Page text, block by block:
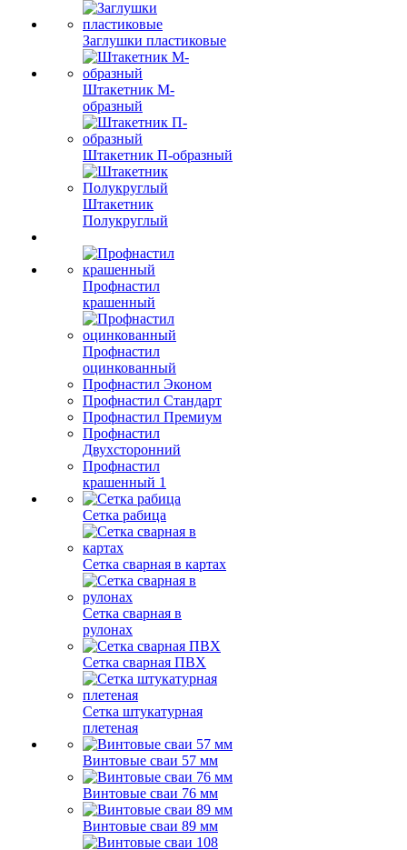
Заглушки пластиковые
Штакетник М-
образный
Штакетник П-образный
Штакетник
Полукруглый
Профнастил
крашенный
Профнастил
оцинкованный
Профнастил Эконом
Профнастил Стандарт
Профнастил Премиум
Профнастил
Двухсторонний
Профнастил
крашенный 1
Сетка рабица
Сетка сварная в картах
Сетка сварная в
рулонах
Сетка сварная ПВХ
Сетка штукатурная
плетеная
Винтовые сваи 57 мм
Винтовые сваи 76 мм
Винтовые сваи 89 мм